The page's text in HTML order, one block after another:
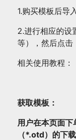
1.购买模板后导
2.进行相应的设
等），然后点击
相关使用教程：
获取模板：
用户在本页面
（*.otd）的下